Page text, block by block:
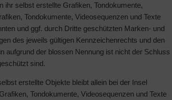
ihr selbst erstellte Grafiken, Tondokumente,
Tondokumente, Videosequenzen und Texte
und ggf. durch Dritte geschützten Marken- und
des jeweils gültigen Kennzeichenrechts und den
aufgrund der blossen Nennung ist nicht der Schluss
sind.
erstellte Objekte bleibt allein bei der Insel
Tondokumente, Videosequenzen und Texte